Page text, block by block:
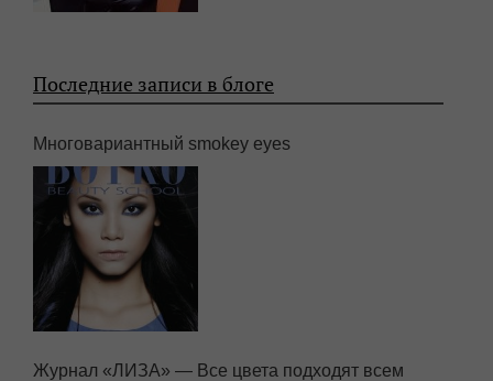
Последние записи в блоге
Многовариантный smokey eyes
Журнал «ЛИЗА» — Все цвета подходят всем